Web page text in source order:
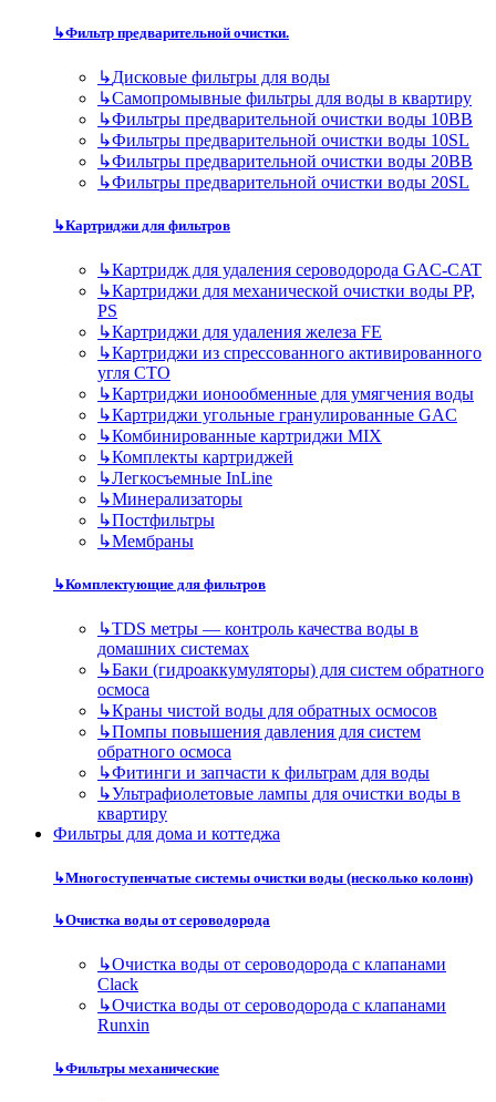
↳Фильтр предварительной очистки.
↳Дисковые фильтры для воды
↳Самопромывные фильтры для воды в квартиру
↳Фильтры предварительной очистки воды 10BB
↳Фильтры предварительной очистки воды 10SL
↳Фильтры предварительной очистки воды 20BB
↳Фильтры предварительной очистки воды 20SL
↳Картриджи для фильтров
↳Картридж для удаления сероводорода GAC-CAT
↳Картриджи для механической очистки воды PP,
PS
↳Картриджи для удаления железа FE
↳Картриджи из спрессованного активированного
угля CTO
↳Картриджи ионообменные для умягчения воды
↳Картриджи угольные гранулированные GAC
↳Комбинированные картриджи MIX
↳Комплекты картриджей
↳Легкосъемные InLine
↳Минерализаторы
↳Постфильтры
↳Мембраны
↳Комплектующие для фильтров
↳TDS метры — контроль качества воды в
домашних системах
↳Баки (гидроаккумуляторы) для систем обратного
осмоса
↳Краны чистой воды для обратных осмосов
↳Помпы повышения давления для систем
обратного осмоса
↳Фитинги и запчасти к фильтрам для воды
↳Ультрафиолетовые лампы для очистки воды в
квартиру
Фильтры для дома и коттеджа
↳Многоступенчатые системы очистки воды (несколько колонн)
↳Очистка воды от сероводорода
↳Очистка воды от сероводорода с клапанами
Clack
↳Очистка воды от сероводорода с клапанами
Runxin
↳Фильтры механические